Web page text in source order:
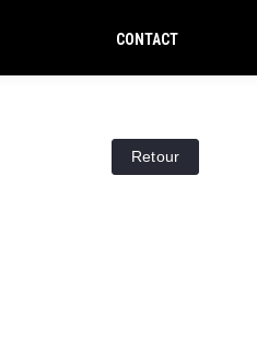
CONTACT